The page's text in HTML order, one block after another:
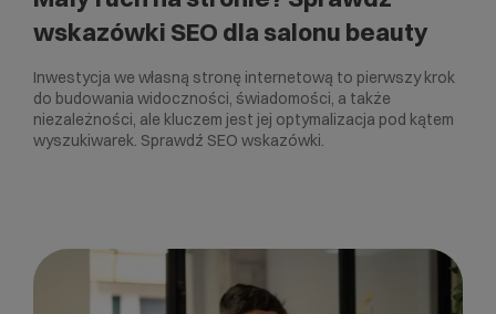
wskazówki SEO dla salonu beauty
Inwestycja we własną stronę internetową to pierwszy krok
do budowania widoczności, świadomości, a także
niezależności, ale kluczem jest jej optymalizacja pod kątem
wyszukiwarek. Sprawdź SEO wskazówki.